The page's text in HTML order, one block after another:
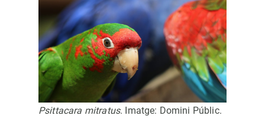
Psittacara mitratus. Imatge: Domini Públic.